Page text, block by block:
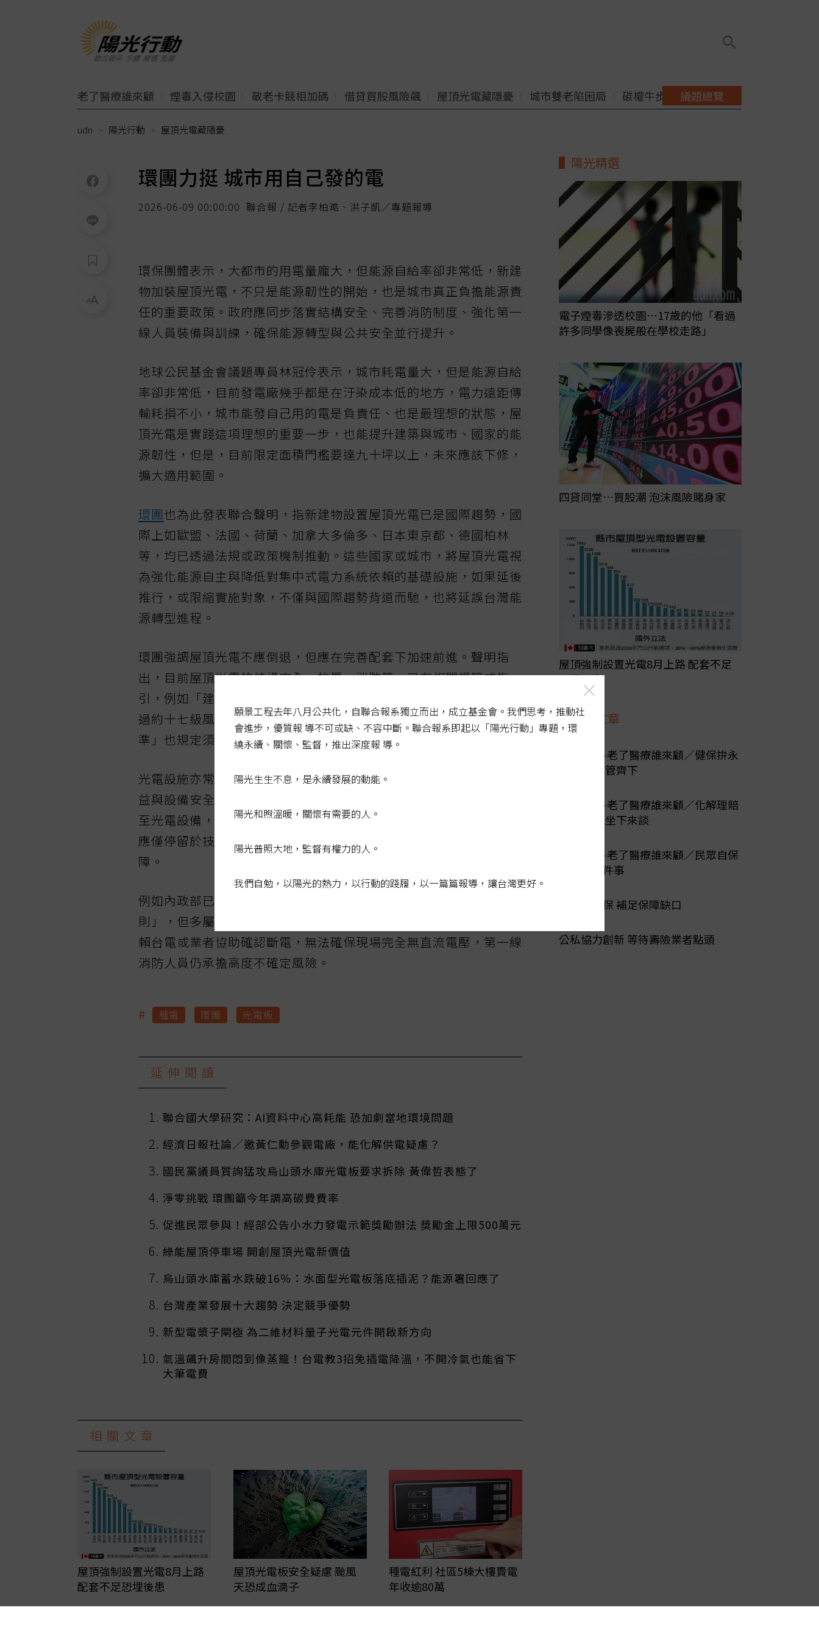
老了醫療誰來顧 煙毒入侵校園 敬老卡競相加碼 借貸買股風險飆 屋頂光電藏隱憂 城市雙老陷困局 碳權牛步缺配套議題總覽
udn 陽光行動 屋頂光電藏隱憂
環團力挺 城市用自己發的電
2026-06-09 00:00:00 聯合報 / 記者李柏澔、洪子凱／專題報導
環保團體表示，大都市的用電量龐大，但能源自給率卻非常低，新建
物加裝屋頂光電，不只是能源韌性的開始，也是城市真正負擔能源責
任的重要政策。政府應同步落實結構安全、完善消防制度、強化第一
線人員裝備與訓練，確保能源轉型與公共安全並行提升。
地球公民基金會議題專員林冠伶表示，城市耗電量大，但是能源自給
率卻非常低，目前發電廠幾乎都是在汙染成本低的地方，電力遠距傳
輸耗損不小，城市能發自己用的電是負責任、也是最理想的狀態，屋
頂光電是實踐這項理想的重要一步，也能提升建築與城市、國家的能
源韌性，但是，目前限定面積門檻要達九十坪以上，未來應該下修，
擴大適用範圍。
環團也為此發表聯合聲明，指新建物設置屋頂光電已是國際趨勢，國
際上如歐盟、法國、荷蘭、加拿大多倫多、日本東京都、德國柏林
等，均已透過法規或政策機制推動。這些國家或城市，將屋頂光電視
為強化能源自主與降低對集中式電力系統依賴的基礎設施，如果延後
推行，或限縮實施對象，不僅與國際趨勢背道而馳，也將延誤台灣能
源轉型進程。
環團強調屋頂光電不應倒退，但應在完善配套下加速前進。聲明指
出，目前屋頂光電的結構安全、抗風、消防等，已有相關規範或指
引，例如「建築物設置太陽光電發電設備標準」，規範光電模組須通
過約十七級風的風壓測試；「設置再生能源設施免請領雜項執照標
準」也規定須由建築師、土木技師或結構技師出具結構安全證明。
光電設施亦常配有遠端監控系統，可隨時監控異常狀況，確保發電效
益與設備安全。另也確實涉及新的消防風險情境，例如建築火災延燒
至光電設備，或系統在日照下仍可能持續帶電等狀況。政府的回應不
應僅停留於技術指引，應同步強化消防制度與第一線人員的權益保
障。
例如內政部已訂有「消防機關搶救太陽光電發電設備火災指導原
則」，但多屬原則性規範，且依現行「屋內線路裝置規則」，仍須仰
賴台電或業者協助確認斷電，無法確保現場完全無直流電壓，第一線
消防人員仍承擔高度不確定風險。
# 種電 環團 光電板
延伸閱讀
聯合國大學研究：AI資料中心高耗能 恐加劇當地環境問題
經濟日報社論／邀黃仁勳參觀電廠，能化解供電疑慮？
國民黨議員質詢猛攻烏山頭水庫光電板要求拆除 黃偉哲表態了
淨零挑戰 環團籲今年調高碳費費率
促進民眾參與！經部公告小水力發電示範獎勵辦法 獎勵金上限500萬元
綠能屋頂停車場 開創屋頂光電新價值
烏山頭水庫蓄水跌破16％：水面型光電板落底插泥？能源署回應了
台灣產業發展十大趨勢 決定競爭優勢
新型電漿子閘極 為二維材料量子光電元件開啟新方向
氣溫飆升房間悶到像蒸籠！台電教3招免插電降溫，不開冷氣也能省下
大筆電費
相關文章
屋頂強制設置光電8月上路
配套不足恐埋後患
屋頂光電板安全疑慮 颱風
天恐成血滴子
種電紅利 社區5棟大樓賣電
年收逾80萬
陽光精選
電子煙毒滲透校園⋯17歲的他「看過
許多同學像喪屍般在學校走路」
四貸同堂…買股潮 泡沫風險賭身家
屋頂強制設置光電8月上路 配套不足
恐埋後患
最新文章
陽光行動-老了醫療誰來顧／健保拚永
續 必須多管齊下
陽光行動-老了醫療誰來顧／化解理賠
爭議 醫保坐下來談
陽光行動-老了醫療誰來顧／民眾自保
先做好三件事
第二層健保 補足保障缺口
公私協力創新 等待壽險業者點頭
願景工程去年八月公共化，自聯合報系獨立而出，成立基金會。我們思考，推動社
會進步，優質報 導不可或缺、不容中斷。聯合報系即起以「陽光行動」專題，環
繞永續、關懷、監督，推出深度報 導。
陽光生生不息，是永續發展的動能。
陽光和煦溫暖，關懷有需要的人。
陽光普照大地，監督有權力的人。
我們自勉，以陽光的熱力，以行動的踐履，以一篇篇報導，讓台灣更好。